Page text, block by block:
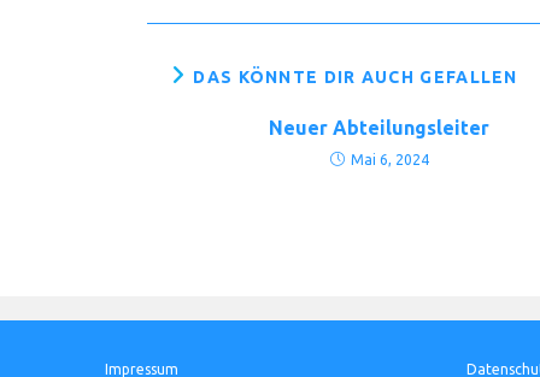
DAS KÖNNTE DIR AUCH GEFALLEN
Neuer Abteilungsleiter
Mai 6, 2024
Impressum